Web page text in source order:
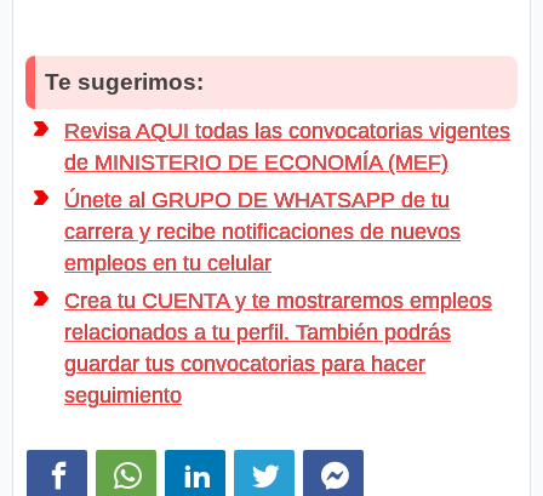
Te sugerimos:
Revisa AQUI todas las convocatorias vigentes
de MINISTERIO DE ECONOMÍA (MEF)
Únete al GRUPO DE WHATSAPP de tu
carrera y recibe notificaciones de nuevos
empleos en tu celular
Crea tu CUENTA y te mostraremos empleos
relacionados a tu perfil. También podrás
guardar tus convocatorias para hacer
seguimiento